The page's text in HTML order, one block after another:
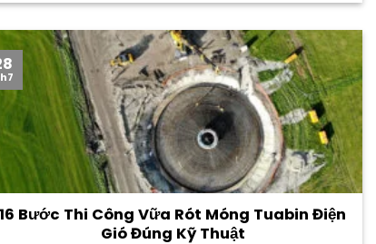
16 Bước Thi Công Vữa Rót Móng Tuabin Điện
Gió Đúng Kỹ Thuật